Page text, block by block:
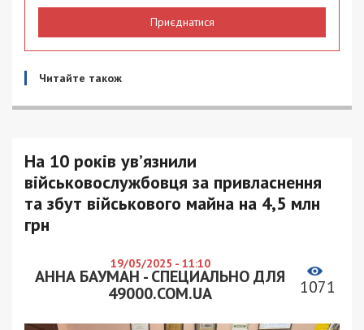
Приєднатися
Читайте також
На 10 років ув’язнили
військовослужбовця за привласнення
та збут військового майна на 4,5 млн
грн
19/05/2025 - 11:10
АННА БАУМАН - СПЕЦИАЛЬНО ДЛЯ
49000.COM.UA
1071